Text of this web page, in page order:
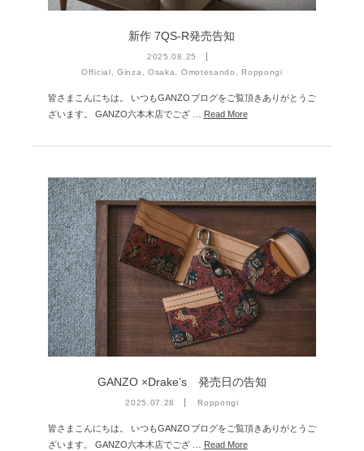
新作 7QS-R発売告知
2025.08.25
Official, Ginza, Osaka, Omotesando, Roppongi
皆さまこんにちは。 いつもGANZOブログをご覧頂きありがとうご
ざいます。 GANZO六本木店でござ …
Read More
GANZO ×Drake’s 発売日の告知
2025.07.28 Roppongi
皆さまこんにちは。 いつもGANZOブログをご覧頂きありがとうご
ざいます。 GANZO六本木店でござ … Read More